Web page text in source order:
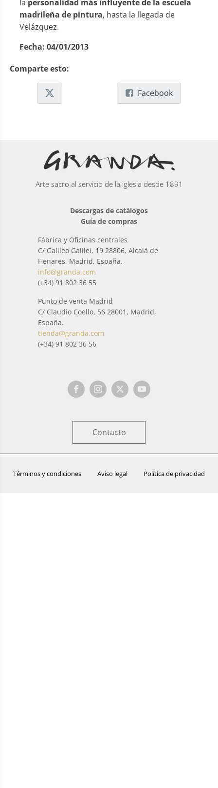
la personalidad más influyente de la escuela
madrileña de pintura, hasta la llegada de
Velázquez.
Fecha: 04/01/2013
Comparte esto:
Facebook
Arte sacro al servicio de la iglesia desde 1891
Descargas de catálogos
Guía de compras
Fábrica y Oficinas centrales
C/ Galileo Galilei, 19 28806, Alcalá de
Henares, Madrid, España.
info@granda.com
(+34) 91 802 36 55
Punto de venta Madrid
C/ Claudio Coello, 56 28001, Madrid,
España.
tienda@granda.com
(+34) 91 802 36 56
Contacto
Términos y condiciones Aviso legal Política de privacidad